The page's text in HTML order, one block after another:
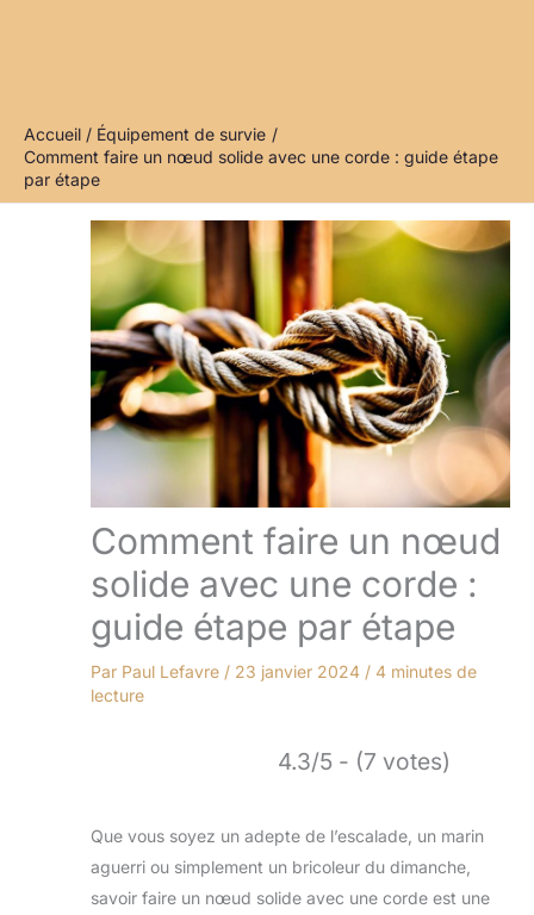
Accueil
Équipement de survie
Comment faire un nœud solide avec une corde : guide étape
par étape
Comment faire un nœud
solide avec une corde :
guide étape par étape
Par Paul Lefavre / 23 janvier 2024 / 4 minutes de
lecture
4.3/5 - (7 votes)
Que vous soyez un adepte de l’escalade, un marin
aguerri ou simplement un bricoleur du dimanche,
savoir faire un nœud solide avec une corde est une